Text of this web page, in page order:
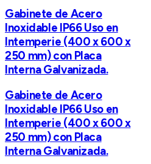
Gabinete de Acero
Inoxidable IP66 Uso en
Intemperie (400 x 600 x
250 mm) con Placa
Interna Galvanizada.
Gabinete de Acero
Inoxidable IP66 Uso en
Intemperie (400 x 600 x
250 mm) con Placa
Interna Galvanizada.